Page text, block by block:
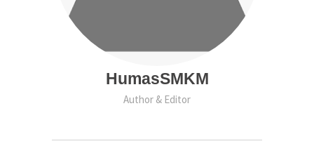
HumasSMKM
Author & Editor